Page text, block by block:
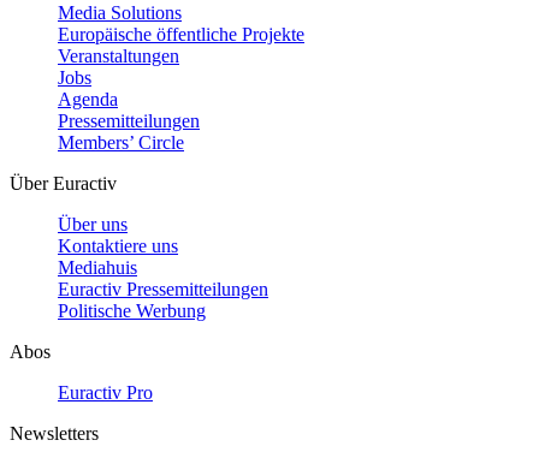
Media Solutions
Europäische öffentliche Projekte
Veranstaltungen
Jobs
Agenda
Pressemitteilungen
Members’ Circle
Über Euractiv
Über uns
Kontaktiere uns
Mediahuis
Euractiv Pressemitteilungen
Politische Werbung
Abos
Euractiv Pro
Newsletters